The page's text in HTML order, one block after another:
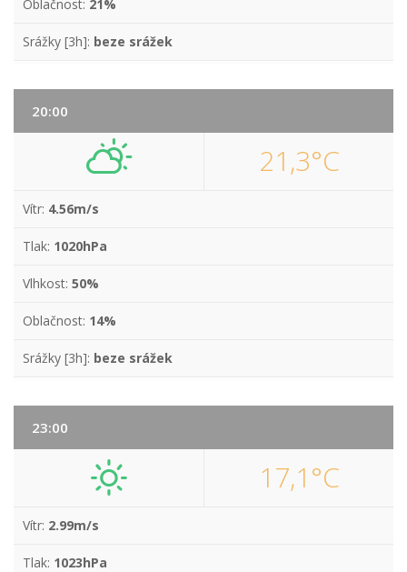
Oblačnost: 21%
Srážky [3h]: beze srážek
20:00
21,3°C
Vítr: 4.56m/s
Tlak: 1020hPa
Vlhkost: 50%
Oblačnost: 14%
Srážky [3h]: beze srážek
23:00
17,1°C
Vítr: 2.99m/s
Tlak: 1023hPa